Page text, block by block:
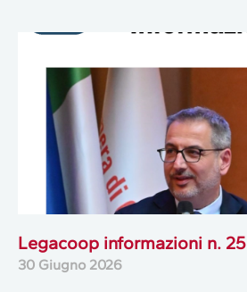
Legacoop informazioni n. 25
30 Giugno 2026